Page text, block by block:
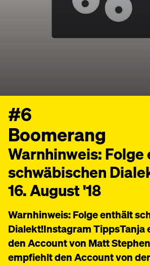
#6
Boomerang
Warnhinweis: Folge
schwäbischen
16. August '18
Warnhinweis: Folge enthält
Dialekt!Instagram TippsTanja
den Account von Matt
empfiehlt den Account von